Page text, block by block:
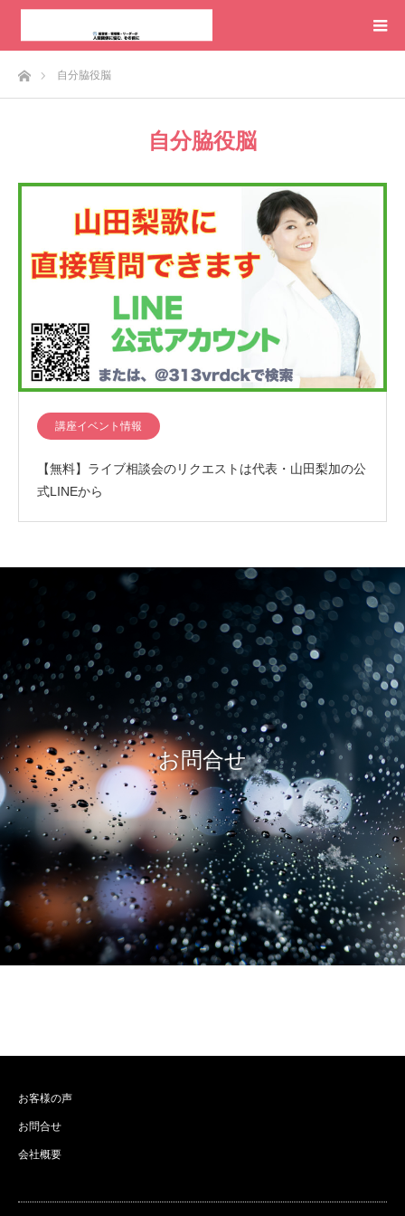
ホーム自分脇役脳
自分脇役脳
講座イベント情報
【無料】ライブ相談会のリクエストは代表・山田梨加の公
式LINEから
お問合せ
お客様の声
お問合せ
会社概要